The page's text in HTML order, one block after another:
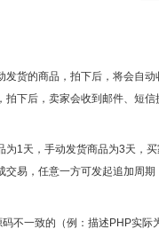
发货的商品，拍下后，将会自
拍下后，卖家会收到邮件、短
为1天，手动发货商品为3天，
交易，任意一方可发起追加周
不一致的（例：描述PHP实